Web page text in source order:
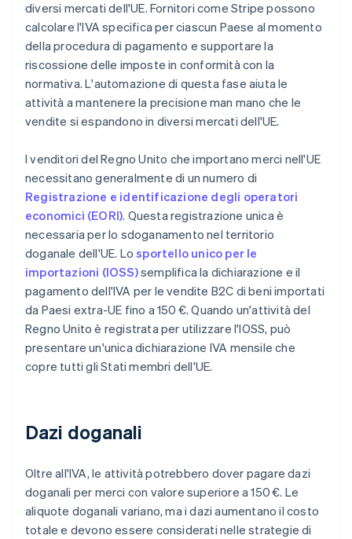
diversi mercati dell'UE. Fornitori come Stripe possono
calcolare l'IVA specifica per ciascun Paese al momento
della procedura di pagamento e supportare la
riscossione delle imposte in conformità con la
normativa. L'automazione di questa fase aiuta le
attività a mantenere la precisione man mano che le
vendite si espandono in diversi mercati dell'UE.
I venditori del Regno Unito che importano merci nell'UE
necessitano generalmente di un numero di
Registrazione e identificazione degli operatori
economici (EORI). Questa registrazione unica è
necessaria per lo sdoganamento nel territorio
doganale dell'UE. Losportello unico per le
importazioni (IOSS)semplifica la dichiarazione e il
pagamento dell'IVA per le vendite B2C di beni importati
da Paesi extra-UE fino a 150 €. Quando un'attività del
Regno Unito è registrata per utilizzare l'IOSS, può
presentare un'unica dichiarazione IVA mensile che
copre tutti gli Stati membri dell'UE.
Dazi doganali
Oltre all'IVA, le attività potrebbero dover pagare dazi
doganali per merci con valore superiore a 150 €. Le
aliquote doganali variano, ma i dazi aumentano il costo
totale e devono essere considerati nelle strategie di